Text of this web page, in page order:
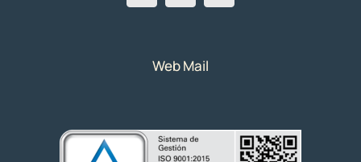
Web Mail